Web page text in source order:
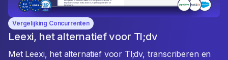
Vergelijking Concurrenten
Leexi, het alternatief voor Tl;dv
Met Leexi, het alternatief voor Tl;dv, transcriberen en